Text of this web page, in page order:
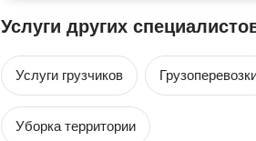
Услуги других
Услуги грузчиков
Уборка территории